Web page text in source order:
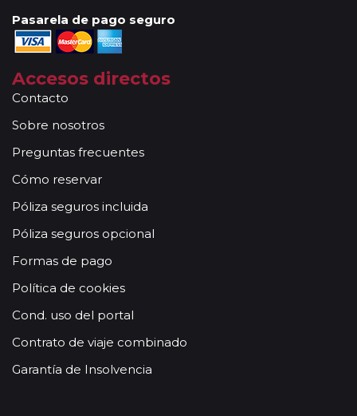
Pasarela de pago seguro
Accesos directos
Contacto
Sobre nosotros
Preguntas frecuentes
Cómo reservar
Póliza seguros incluida
Póliza seguros opcional
Formas de pago
Política de cookies
Cond. uso del portal
Contrato de viaje combinado
Garantía de Insolvencia